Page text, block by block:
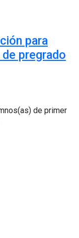
para
pregrado
de primer